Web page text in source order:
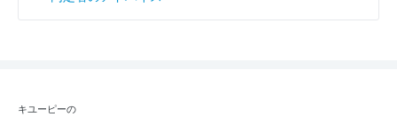
キユーピーの